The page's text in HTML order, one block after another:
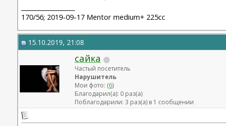
170/56; 2019-09-17 Mentor medium+ 225cc
15.10.2019, 21:08
сайка
Частый посетитель
Нарушитель
Мои фото: (6)
Благодарил(а): 0 раз(а)
Поблагодарили: 3 раз(а) в 1 сообщении